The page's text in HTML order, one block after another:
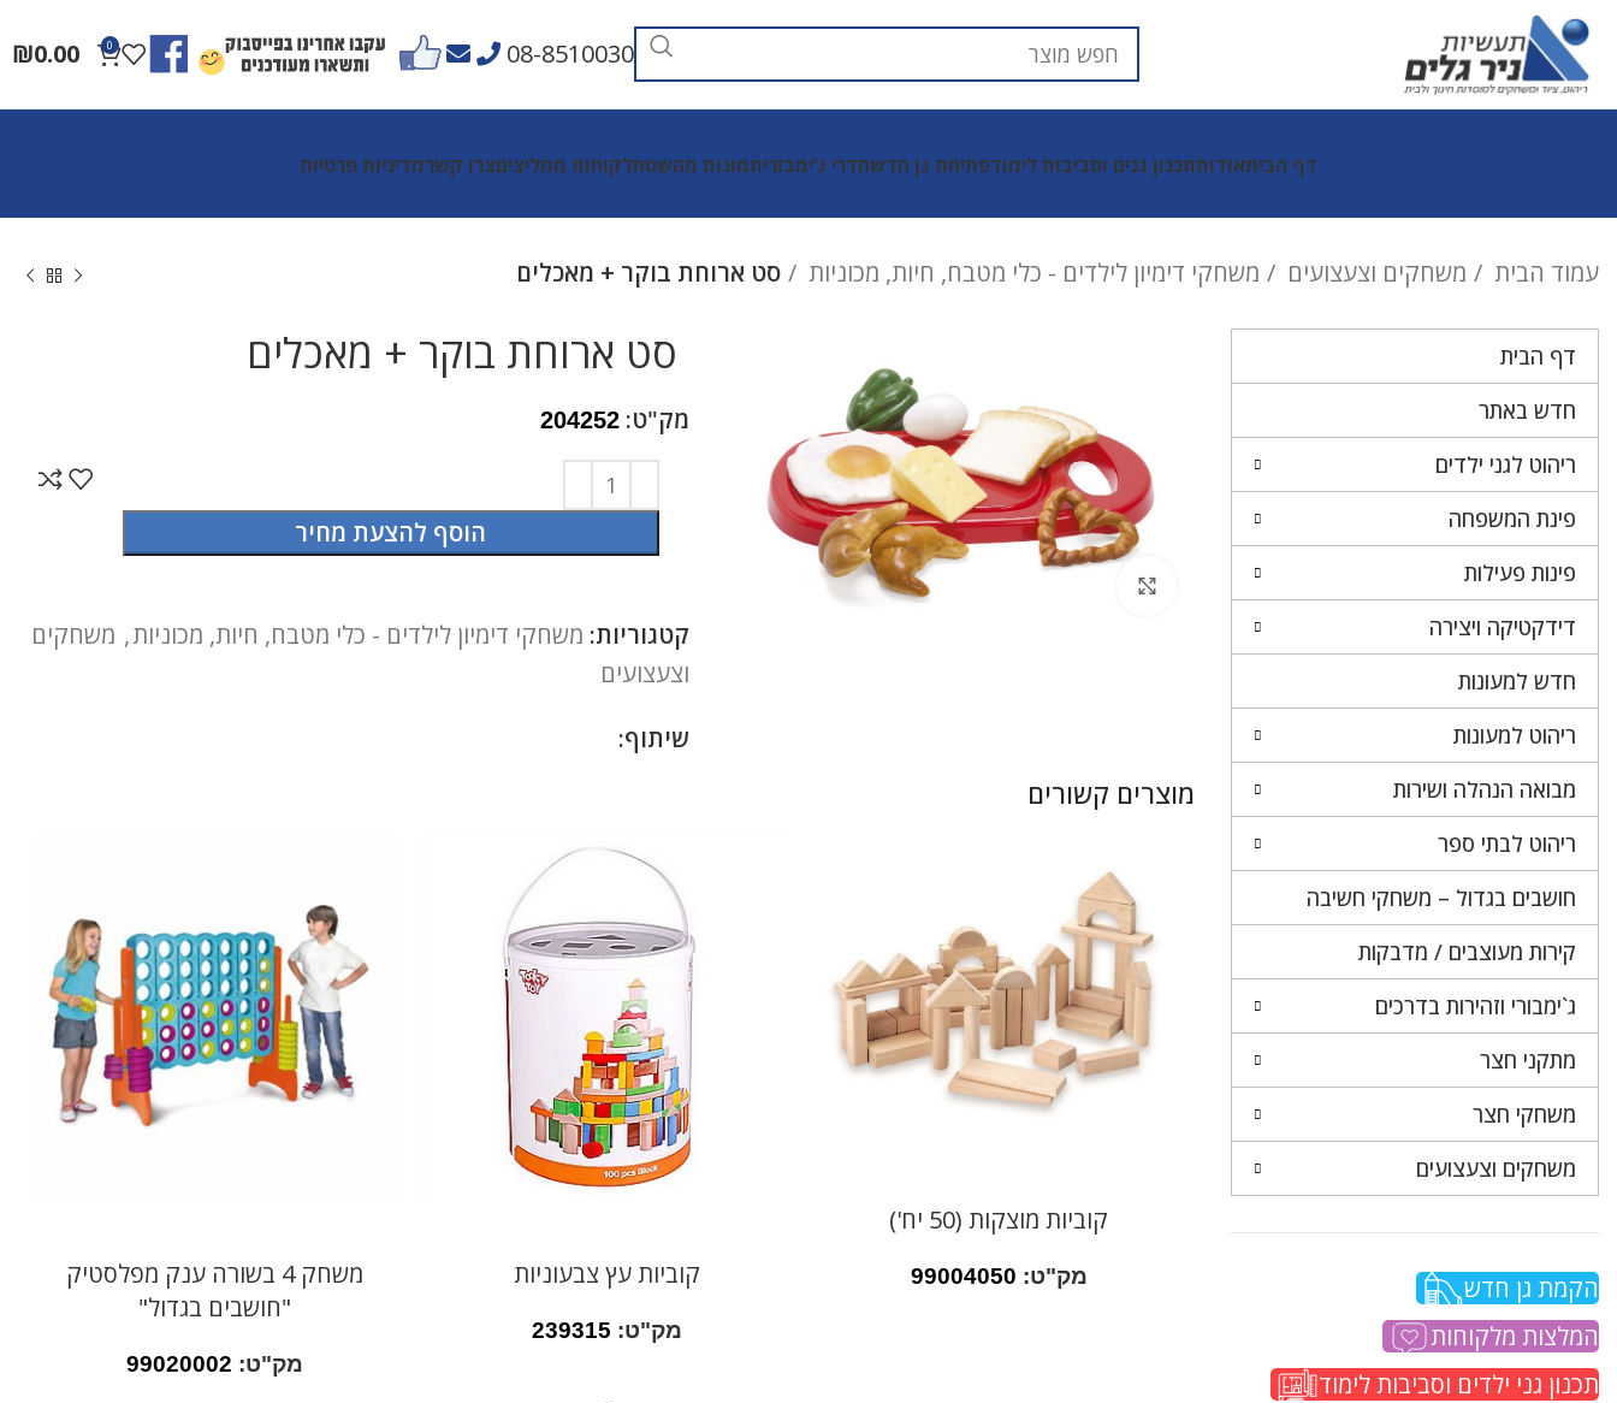
08-8510030
0
₪0.00
דף הביתאודותתכנון גנים וסביבות לימודפתיחת גן חדשחדרי ג’ימבוריתמונות מהשטחלקוחות ממליציםצרו קשרמדיניות פרטיות
עמוד הבית משחקים וצעצועים משחקי דימיון לילדים - כלי מטבח, חיות, מכוניות סט ארוחת בוקר + מאכלים
דף הבית
חדש באתר
ריהוט לגני ילדים
פינת המשפחה
פינות פעילות
דידקטיקה ויצירה
חדש למעונות
ריהוט למעונות
מבואה הנהלה ושירות
ריהוט לבתי ספר
חושבים בגדול – משחקי חשיבה
קירות מעוצבים / מדבקות
ג`ימבורי וזהירות בדרכים
מתקני חצר
משחקי חצר
משחקים וצעצועים
הקמת גן חדש
המלצות מלקוחות
תכנון גני ילדים וסביבות לימוד
סט ארוחת בוקר + מאכלים
מק"ט: 204252
הוסף להצעת מחיר
קטגוריות: משחקי דימיון לילדים - כלי מטבח, חיות, מכוניות, משחקים
וצעצועים
שיתוף:
מוצרים קשורים
קוביות מוצקות (50 יח')
מק"ט: 99004050 קוביות עץ צבעוניות
מק"ט: 239315
משחק 4 בשורה ענק מפלסטיק
"חושבים בגדול"
מק"ט: 99020002